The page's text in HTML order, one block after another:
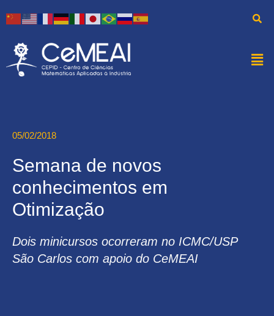
05/02/2018
Semana de novos
conhecimentos em
Otimização
Dois minicursos ocorreram no ICMC/USP
São Carlos com apoio do CeMEAI